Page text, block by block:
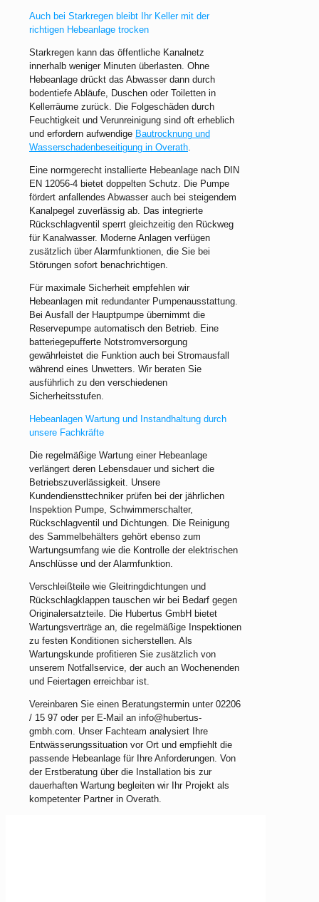
Auch bei Starkregen bleibt Ihr Keller mit der
richtigen Hebeanlage trocken
Starkregen kann das öffentliche Kanalnetz
innerhalb weniger Minuten überlasten. Ohne
Hebeanlage drückt das Abwasser dann durch
bodentiefe Abläufe, Duschen oder Toiletten in
Kellerräume zurück. Die Folgeschäden durch
Feuchtigkeit und Verunreinigung sind oft erheblich
und erfordern aufwendige Bautrocknung und
Wasserschadenbeseitigung in Overath.
Eine normgerecht installierte Hebeanlage nach DIN
EN 12056-4 bietet doppelten Schutz. Die Pumpe
fördert anfallendes Abwasser auch bei steigendem
Kanalpegel zuverlässig ab. Das integrierte
Rückschlagventil sperrt gleichzeitig den Rückweg
für Kanalwasser. Moderne Anlagen verfügen
zusätzlich über Alarmfunktionen, die Sie bei
Störungen sofort benachrichtigen.
Für maximale Sicherheit empfehlen wir
Hebeanlagen mit redundanter Pumpenausstattung.
Bei Ausfall der Hauptpumpe übernimmt die
Reservepumpe automatisch den Betrieb. Eine
batteriegepufferte Notstromversorgung
gewährleistet die Funktion auch bei Stromausfall
während eines Unwetters. Wir beraten Sie
ausführlich zu den verschiedenen
Sicherheitsstufen.
Hebeanlagen Wartung und Instandhaltung durch
unsere Fachkräfte
Die regelmäßige Wartung einer Hebeanlage
verlängert deren Lebensdauer und sichert die
Betriebszuverlässigkeit. Unsere
Kundendiensttechniker prüfen bei der jährlichen
Inspektion Pumpe, Schwimmerschalter,
Rückschlagventil und Dichtungen. Die Reinigung
des Sammelbehälters gehört ebenso zum
Wartungsumfang wie die Kontrolle der elektrischen
Anschlüsse und der Alarmfunktion.
Verschleißteile wie Gleitringdichtungen und
Rückschlagklappen tauschen wir bei Bedarf gegen
Originalersatzteile. Die Hubertus GmbH bietet
Wartungsverträge an, die regelmäßige Inspektionen
zu festen Konditionen sicherstellen. Als
Wartungskunde profitieren Sie zusätzlich von
unserem Notfallservice, der auch an Wochenenden
und Feiertagen erreichbar ist.
Vereinbaren Sie einen Beratungstermin unter 02206
/ 15 97 oder per E-Mail an info@hubertus-
gmbh.com. Unser Fachteam analysiert Ihre
Entwässerungssituation vor Ort und empfiehlt die
passende Hebeanlage für Ihre Anforderungen. Von
der Erstberatung über die Installation bis zur
dauerhaften Wartung begleiten wir Ihr Projekt als
kompetenter Partner in Overath.